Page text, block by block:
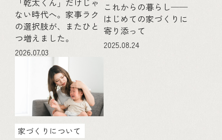
「乾太くん」だけじゃ
ない時代へ。家事ラク
の選択肢が、またひと
つ増えました。
2026.07.03
これからの暮らし──
はじめての家づくりに
寄り添って
2025.08.24
家づくりについて